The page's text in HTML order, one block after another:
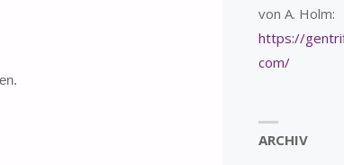
von A. Holm:
https://
com/
ARCHIV